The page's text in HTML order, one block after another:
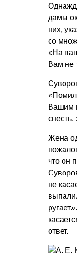
дамы
них,
со
«На
Вам не
Вашим
снесть,
Жена
что он
не
ответ.